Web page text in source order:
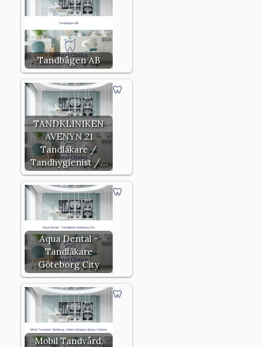
Tandbågen AB
TANDKLINIKEN
AVENYN 21
Tandläkare /
Tandhygienist /…
Aqua Dental -
Tandläkare
Göteborg City
Mobil Tandvård,